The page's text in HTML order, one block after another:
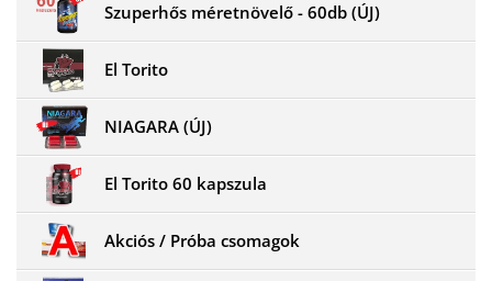
Szuperhős méretnövelő - 60db (ÚJ)
El Torito
NIAGARA (ÚJ)
El Torito 60 kapszula
Akciós / Próba csomagok